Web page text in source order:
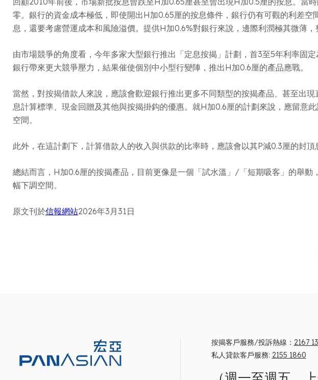
零。銀行的資金成本極低，即使開出H加0.65厘的按息條件，銀行仍有可觀的利差
息，還要考慮營運成本和風險溢價。提供H加0.6%對銀行來說，邊際利潤極其微薄，
由市場競爭的角度看，今年多家大型銀行推出「定息按揭」計劃，首3至5年利率固
銀行帶來更大競爭壓力，結果催使個別中小型行變陣，推出H加0.6厘的產品應戰。
當然，對按揭借款人來說，應該會歡迎銀行推出更多不同類型的按揭產品、甚至出
息計算標準、現金回贈及其他與按揭掛鈎的優惠。就H加0.6厘的計劃來說，應留意
空間。
此外，在這計劃下，計算借款人的收入與供款的比率時，應該會以其P減0.3厘的封
總結而言，H加0.6厘的按揭產品，目前更像是一個「試水溫」/「短期吸客」的舉
幅下調空間。
原文刊於信報網站2026年3月31日
按揭客戶服務/投訴熱線： 2167
私人貸款客戶服務: 2155 1860